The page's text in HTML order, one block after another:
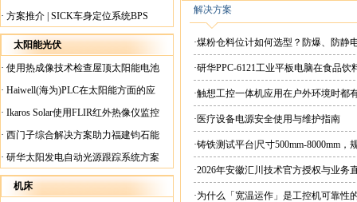
· 方案推介 | SICK车身定位系统BPS
太阳能光伏
· 使用热成像技术检查屋顶太阳能电池
板
· Haiwell(海为)PLC在太阳能方面的应
用
· Ikaros Solar使用FLIR红外热像仪监控
已装太阳能电池板
· 西门子综合解决方案助力福建钧石能
源飞速发展
· 研华太阳发电自动光源跟踪系统方案
机床
解决方案
·煤粉仓料位计如何选型？防爆、防静
·研华PPC-6121工业平板电脑在食品
·触想工控一体机应用在户外环境时都
·医疗设备电源安全使用与维护指南
·铸铁测试平台|尺寸500mm-8000mm，
·2026年安徽汇川技术官方授权与业务
现货直供平台
·为什么「宽温运作」是工控机可靠性